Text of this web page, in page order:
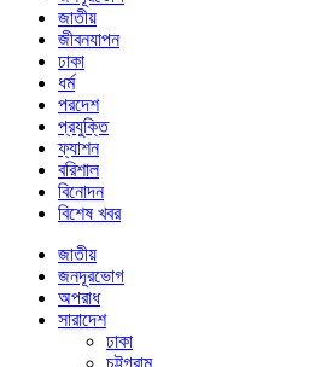
জাতীয়
জীবনযাপন
ঢাকা
ধর্ম
পরদেশ
প্রযুক্তি
ফ্যাশন
বরিশাল
বিনোদন
বিশেষ খবর
জাতীয়
জনদূরভোগ
অপরাধ
সারাদেশ
ঢাকা
চট্টগ্রাম